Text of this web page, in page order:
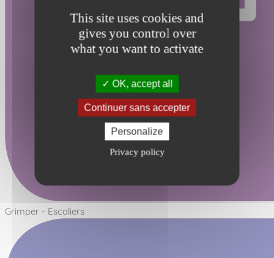
This site uses cookies and
gives you control over
what you want to activate
OK, accept all
Continuer sans accepter
Personalize
Privacy policy
Grimper - Escaliers